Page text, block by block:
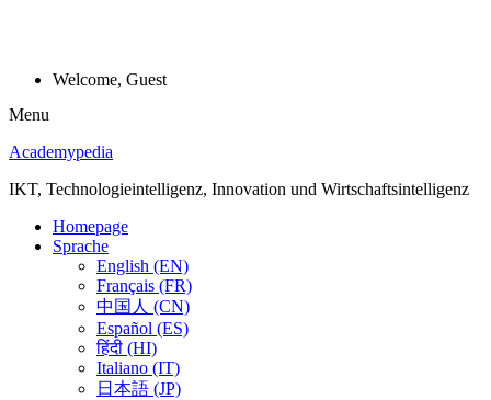
Welcome, Guest
Menu
Academypedia
IKT, Technologieintelligenz, Innovation und Wirtschaftsintelligenz
Homepage
Sprache
English (EN)
Français (FR)
中国人 (CN)
Español (ES)
हिंदी (HI)
Italiano (IT)
日本語 (JP)